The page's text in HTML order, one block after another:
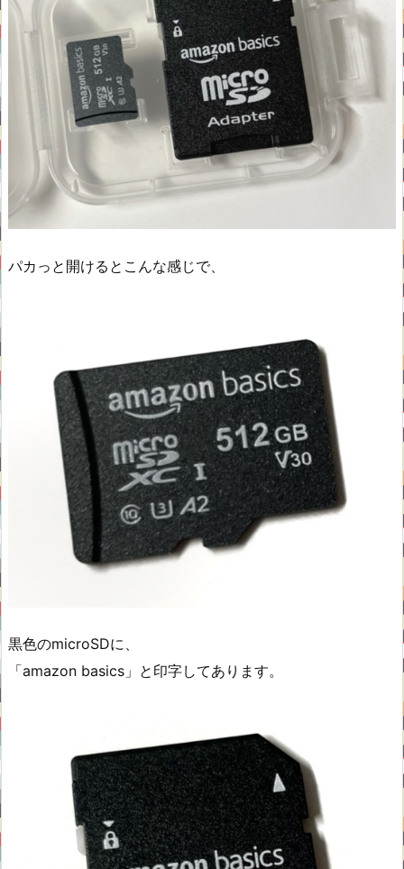
パカっと開けるとこんな感じで、
黒色のmicroSDに、
「amazon basics」と印字してあります。